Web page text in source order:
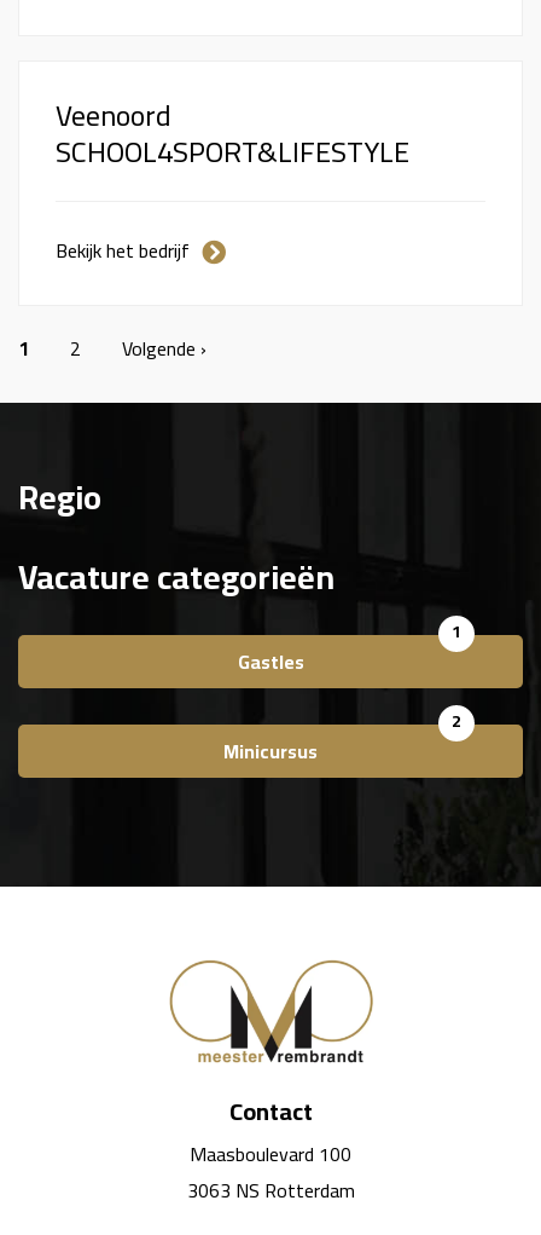
Veenoord
SCHOOL4SPORT&LIFESTYLE
Bekijk het bedrijf
1 2 Volgende ›
Regio
Vacature categorieën
Gastles
1
Minicursus
2
Contact
Maasboulevard 100
3063 NS Rotterdam